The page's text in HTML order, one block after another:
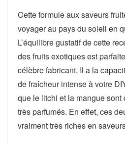
Cette formule aux saveurs
voyager au pays du soleil en
L’équilibre gustatif de cette
des fruits exotiques est
célèbre fabricant. Il a la
de fraîcheur intense à votre
que le litchi et la mangue sont
très parfumés. En effet, ces
vraiment très riches en